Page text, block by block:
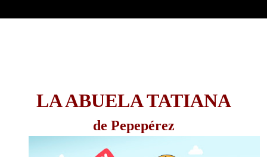
LA ABUELA TATIANA
de Pepepérez